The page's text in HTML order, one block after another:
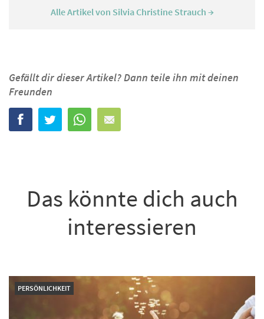
Alle Artikel von Silvia Christine Strauch →
Gefällt dir dieser Artikel? Dann teile ihn mit deinen
Freunden
Das könnte dich auch
interessieren
PERSÖNLICHKEIT